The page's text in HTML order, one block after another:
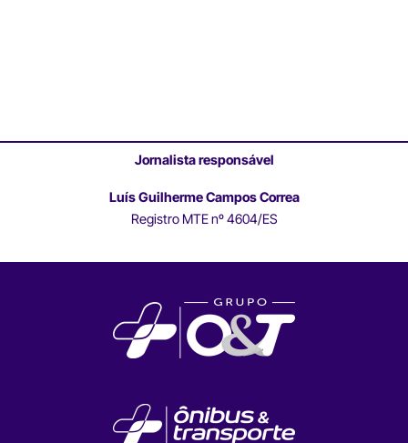
Jornalista responsável
Luís Guilherme Campos Correa
Registro MTE nº 4604/ES